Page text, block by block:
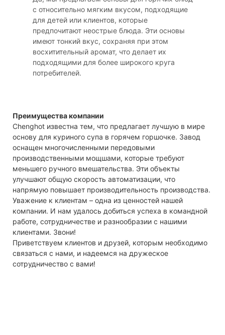
с относительно мягким вкусом, подходящие
для детей или клиентов, которые
предпочитают неострые блюда. Эти основы
имеют тонкий вкус, сохраняя при этом
восхитительный аромат, что делает их
подходящими для более широкого круга
потребителей.
Преимущества компании
Chenghot известна тем, что предлагает лучшую в мире
основу для куриного супа в горячем горшочке. Завод
оснащен многочисленными передовыми
производственными мощшами, которые требуют
меньшего ручного вмешательства. Эти объекты
улучшают общую скорость автоматизации, что
напрямую повышает производительность производства.
Уважение к клиентам – одна из ценностей нашей
компании. И нам удалось добиться успеха в командной
работе, сотрудничестве и разнообразии с нашими
клиентами. Звони!
Приветствуем клиентов и друзей, которым необходимо
связаться с нами, и надеемся на дружеское
сотрудничество с вами!